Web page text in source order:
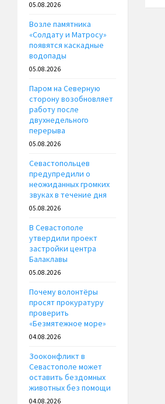
05.08.2026
Возле памятника
«Солдату и Матросу»
появятся каскадные
водопады
05.08.2026
Паром на Северную
сторону возобновляет
работу после
двухнедельного
перерыва
05.08.2026
Севастопольцев
предупредили о
неожиданных громких
звуках в течение дня
05.08.2026
В Севастополе
утвердили проект
застройки центра
Балаклавы
05.08.2026
Почему волонтёры
просят прокуратуру
проверить
«Безмятежное море»
04.08.2026
Зооконфликт в
Севастополе может
оставить бездомных
животных без помощи
04.08.2026